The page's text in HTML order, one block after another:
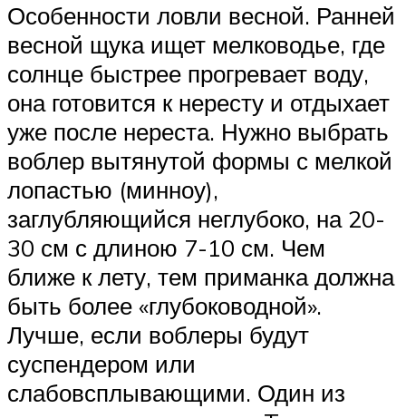
Особенности ловли весной. Ранней
весной щука ищет мелководье, где
солнце быстрее прогревает воду,
она готовится к нересту и отдыхает
уже после нереста. Нужно выбрать
воблер вытянутой формы с мелкой
лопастью (минноу),
заглубляющийся неглубоко, на 20-
30 см с длиною 7-10 см. Чем
ближе к лету, тем приманка должна
быть более «глубоководной».
Лучше, если воблеры будут
суспендером или
слабовсплывающими. Один из